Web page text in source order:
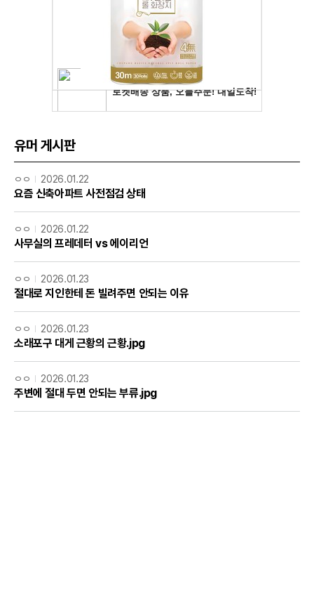
유머 게시판
ㅇㅇ 2026.01.22
요즘 신축아파트 사전점검 상태
ㅇㅇ 2026.01.22
사무실의 프레데터 vs 에이리언
ㅇㅇ 2026.01.23
절대로 지인한테 돈 빌려주면 안되는 이유
ㅇㅇ 2026.01.23
소래포구 대게 근황의 근황.jpg
ㅇㅇ 2026.01.23
주변에 절대 두면 안되는 부류.jpg